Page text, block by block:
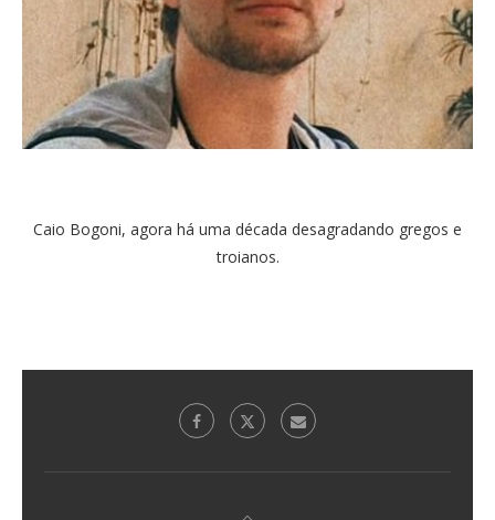
Caio Bogoni, agora há uma década desagradando gregos e
troianos.